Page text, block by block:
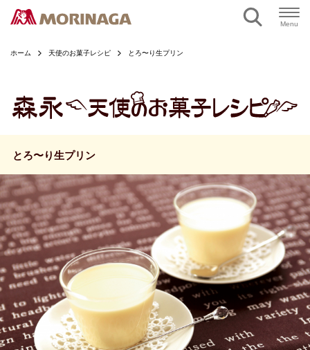
Menu
ホーム 天使のお菓子レシピ とろ〜り生プリン
とろ〜り生プリン